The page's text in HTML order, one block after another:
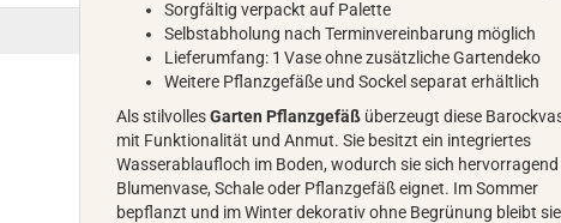
Sorgfältig verpackt auf Palette
Selbstabholung nach Terminvereinbarung möglich
Lieferumfang: 1 Vase ohne zusätzliche Gartendeko
Weitere Pflanzgefäße und Sockel separat erhältlich
Als stilvollesGarten Pflanzgefäß überzeugt diese
mit Funktionalität und Anmut. Sie besitzt ein integriertes
Wasserablaufloch im Boden, wodurch sie sich
Blumenvase, Schale oder Pflanzgefäß eignet. Im Sommer
bepflanzt und im Winter dekorativ ohne Begrünung bleibt